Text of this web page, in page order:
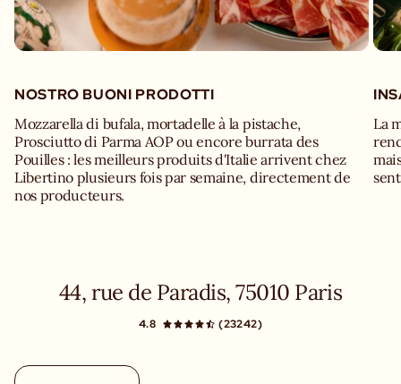
NOSTRO BUONI PRODOTTI
Mozzarella di bufala, mortadelle à la pistache,
Prosciutto di Parma AOP ou encore burrata des
Pouilles : les meilleurs produits d'Italie arrivent chez
Libertino plusieurs fois par semaine, directement de
nos producteurs.
La
44, rue de Paradis, 75010 Paris
4.8 (23242)